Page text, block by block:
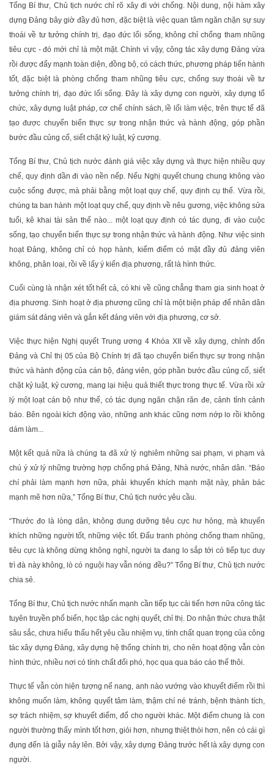
Tổng Bí thư, Chủ tịch nước chỉ rõ xây đi với chống. Nội dung, nội hàm xây
dựng Đảng bây giờ đầy đủ hơn, đặc biệt là việc quan tâm ngăn chặn sự suy
thoái về tư tưởng chính trị, đạo đức lối sống, không chỉ chống tham nhũng
tiêu cực - đó mới chỉ là một mặt. Chính vì vậy, công tác xây dựng Đảng vừa
rồi được đẩy mạnh toàn diện, đồng bộ, có cách thức, phương pháp tiến hành
tốt, đặc biệt là phòng chống tham nhũng tiêu cực, chống suy thoái về tư
tưởng chính trị, đạo đức lối sống. Đây là xây dựng con người, xây dựng tổ
chức, xây dựng luật pháp, cơ chế chính sách, lề lối làm việc, trên thực tế đã
tạo được chuyển biến thực sự trong nhận thức và hành động, góp phần
bước đầu củng cố, siết chặt kỷ luật, kỷ cương.
Tổng Bí thư, Chủ tịch nước đánh giá việc xây dựng và thực hiện nhiều quy
chế, quy định dần đi vào nền nếp. Nếu Nghị quyết chung chung không vào
cuộc sống được, mà phải bằng một loạt quy chế, quy định cụ thể. Vừa rồi,
chúng ta ban hành một loạt quy chế, quy định về nêu gương, việc không sửa
tuổi, kê khai tài sản thế nào... một loạt quy định có tác dụng, đi vào cuộc
sống, tạo chuyển biến thực sự trong nhận thức và hành động. Như việc sinh
hoạt Đảng, không chỉ có họp hành, kiểm điểm có mặt đầy đủ đảng viên
không, phân loại, rồi về lấy ý kiến địa phương, rất là hình thức.
Cuối cùng là nhận xét tốt hết cả, có khi về cũng chẳng tham gia sinh hoạt ở
địa phương. Sinh hoạt ở địa phương cũng chỉ là một biện pháp để nhân dân
giám sát đảng viên và gắn kết đảng viên với địa phương, cơ sở.
Việc thực hiện Nghị quyết Trung ương 4 Khóa XII về xây dựng, chỉnh đốn
Đảng và Chỉ thị 05 của Bộ Chính trị đã tạo chuyển biến thực sự trong nhận
thức và hành động của cán bộ, đảng viên, góp phần bước đầu củng cố, siết
chặt kỷ luật, kỷ cương, mang lại hiệu quả thiết thực trong thực tế. Vừa rồi xử
lý một loạt cán bộ như thế, có tác dụng ngăn chặn răn đe, cảnh tỉnh cảnh
báo. Bên ngoài kích động vào, những anh khác cũng nơm nớp lo rồi không
dám làm...
Một kết quả nữa là chúng ta đã xử lý nghiêm những sai phạm, vi phạm và
chú ý xử lý những trường hợp chống phá Đảng, Nhà nước, nhân dân. “Báo
chí phải làm mạnh hơn nữa, phải khuyến khích mạnh mặt này, phản bác
mạnh mẽ hơn nữa,” Tổng Bí thư, Chủ tịch nước yêu cầu.
“Thước đo là lòng dân, không dung dưỡng tiêu cực hư hỏng, mà khuyến
khích những người tốt, những việc tốt. Đấu tranh phòng chống tham nhũng,
tiêu cực là không dừng không nghỉ, người ta đang lo sắp tới có tiếp tục duy
trì đà này không, lò có nguội hay vẫn nóng đều?” Tổng Bí thư, Chủ tịch nước
chia sẻ.
Tổng Bí thư, Chủ tịch nước nhấn mạnh cần tiếp tục cải tiến hơn nữa công tác
tuyên truyền phổ biến, học tập các nghị quyết, chỉ thị. Do nhận thức chưa thật
sâu sắc, chưa hiểu thấu hết yêu cầu nhiệm vụ, tính chất quan trọng của công
tác xây dựng Đảng, xây dựng hệ thống chính trị, cho nên hoạt động vẫn còn
hình thức, nhiều nơi có tính chất đối phó, học qua qua báo cáo thế thôi.
Thực tế vẫn còn hiện tượng nể nang, anh nào vướng vào khuyết điểm rồi thì
không muốn làm, không quyết tâm làm, thậm chí né tránh, bệnh thành tích,
sợ trách nhiệm, sợ khuyết điểm, đổ cho người khác. Một điểm chung là con
người thường thấy mình tốt hơn, giỏi hơn, nhưng thiệt thòi hơn, nên có cái gì
đụng đến là giẫy nảy lên. Bởi vậy, xây dựng Đảng trước hết là xây dựng con
người.